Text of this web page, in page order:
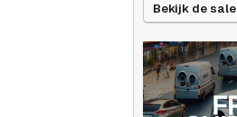
Bekijk de sale